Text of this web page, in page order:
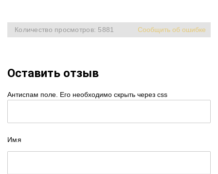
Количество просмотров: 5881 Сообщить об ошибке
Оставить отзыв
Антиспам поле. Его необходимо скрыть через css
Имя